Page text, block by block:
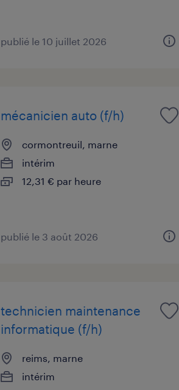
publié le 10 juillet 2026
mécanicien auto (f/h)
cormontreuil, marne
intérim
12,31 € par heure
publié le 3 août 2026
technicien maintenance
informatique (f/h)
reims, marne
intérim